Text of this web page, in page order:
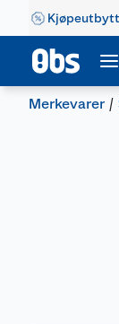
Merkevarer